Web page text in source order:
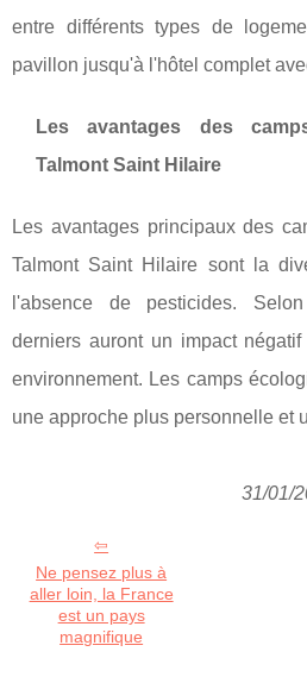
entre différents types de
pavillon jusqu'à l'hôtel complet
Les avantages des
Talmont Saint Hilaire
Les avantages principaux des
Talmont Saint Hilaire sont la
l'absence de pesticides.
derniers auront un impact
environnement. Les camps
une approche plus personnelle et
31/01/
Ne pensez plus à
aller loin, la France
est un pays
magnifique